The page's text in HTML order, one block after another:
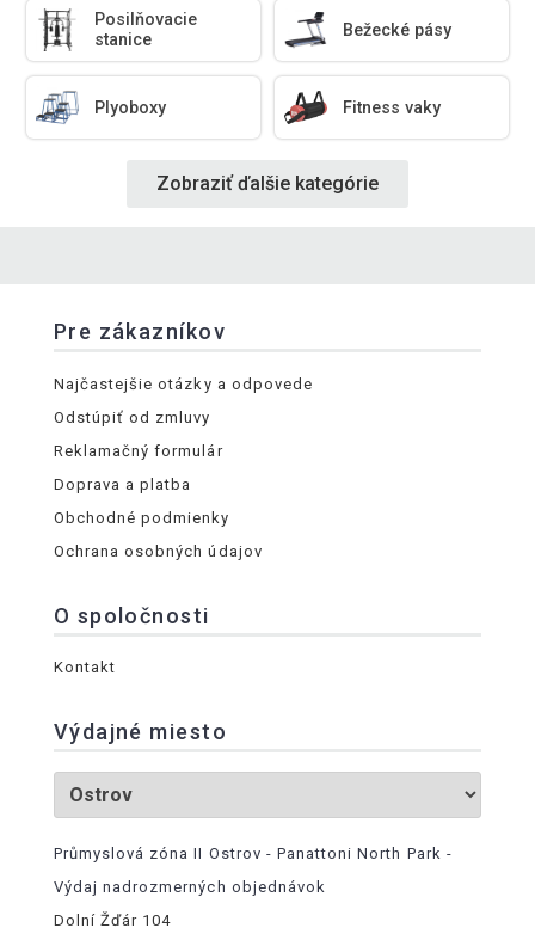
Posilňovacie
stanice
Bežecké pásy
Plyoboxy Fitness vaky
Zobraziť ďalšie kategórie
Pre zákazníkov
Najčastejšie otázky a odpovede
Odstúpiť od zmluvy
Reklamačný formulár
Doprava a platba
Obchodné podmienky
Ochrana osobných údajov
O spoločnosti
Kontakt
Výdajné miesto
Průmyslová zóna II Ostrov - Panattoni North Park -
Výdaj nadrozmerných objednávok
Dolní Žďár 104